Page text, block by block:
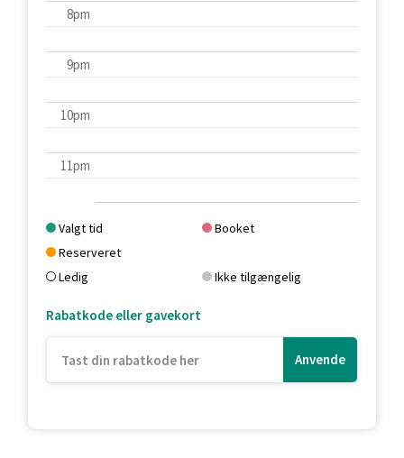
8pm
9pm
10pm
11pm
Valgt tid
Booket
Reserveret
Ledig
Ikke tilgængelig
Rabatkode eller gavekort
Anvende